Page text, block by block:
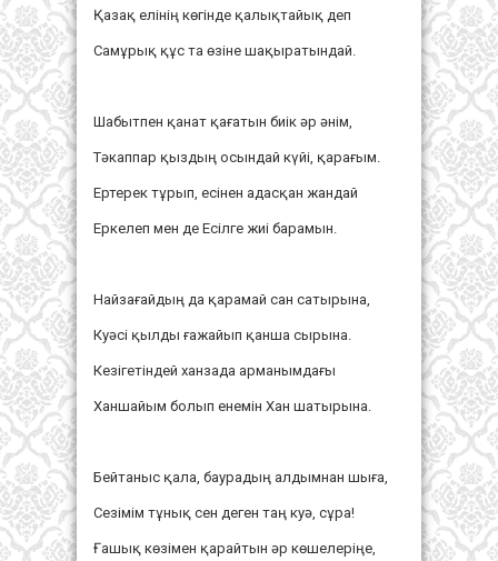
Қазақ елінің көгінде қалықтайық деп
Самұрық құс та өзіне шақыратындай.
Шабытпен қанат қағатын биік әр әнім,
Тәкаппар қыздың осындай күйі, қарағым.
Ертерек тұрып, есінен адасқан жандай
Еркелеп мен де Есілге жиі барамын.
Найзағайдың да қарамай сан сатырына,
Куәсі қылды ғажайып қанша сырына.
Кезігетіндей ханзада арманымдағы
Ханшайым болып енемін Хан шатырына.
Бейтаныс қала, баурадың алдымнан шыға,
Сезімім тұнық сен деген таң куә, сұра!
Ғашық көзімен қарайтын әр көшелеріңе,